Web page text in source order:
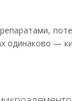
одинаково —